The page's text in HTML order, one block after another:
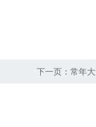
下一页： 常年